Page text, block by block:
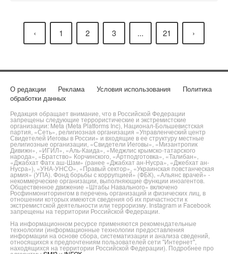
‹ 1 2 3 ... 21 ›
О редакции Реклама Условия использования
Политика
обработки данных
Редакция обращает внимание, что в Российской Федерации
запрещены следующие террористические и экстремистские
организации: Meta (Meta Platforms Inc), Национал-Большевистская
партия, «Сеть», религиозная организация «Управленческий центр
Свидетелей Иеговы в России» и входящие в ее структуру местные
религиозные организации, «Свидетели Иеговы», «Мизантропик
Дивижн», «ИГИЛ», «Аль-Каида», «Меджлис крымско-татарского
народа», «Братство» Корчинского, «Артподготовка», «Талибан»,
«Джабхат Фатх аш-Шам» (ранее «Джабхат ан-Нусра», «Джебхат ан-
Нусра»), «УНА-УНСО», «Правый сектор», «Украинская повстанческая
армия» (УПА). Фонд борьбы с коррупцией» (ФБК), «Альянс врачей» -
некоммерческие организации, выполняющие функции иноагентов.
Общественное движение «Штабы Навального» включено
Росфинмониторингом в перечень организаций и физических лиц, в
отношении которых имеются сведения об их причастности к
экстремистской деятельности или терроризму. Instagram и Facebook
запрещены на территории Российской Федерации.
На информационном ресурсе применяются рекомендательные
технологии (информационные технологии предоставления
информации на основе сбора, систематизации и анализа сведений,
относящихся к предпочтениям пользователей сети "Интернет",
находящихся на территории Российской Федерации). Подробнее про